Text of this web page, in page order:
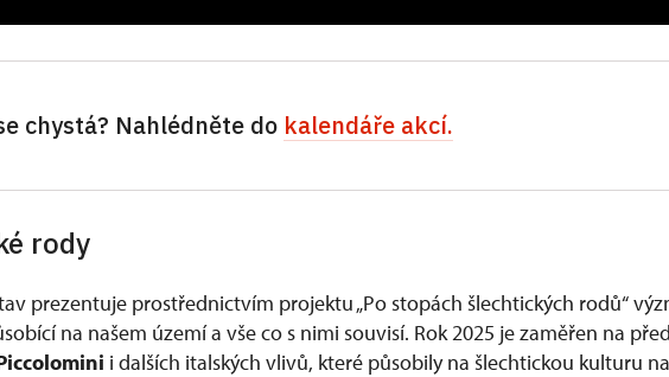
chystá? Nahlédněte do kalendáře akcí.
rody
prezentuje prostřednictvím projektu „Po stopách šlechtických rodů“
na našem území a vše co s nimi souvisí. Rok 2025 je zaměřen na
i dalších italských vlivů, které působily na šlechtickou kulturu